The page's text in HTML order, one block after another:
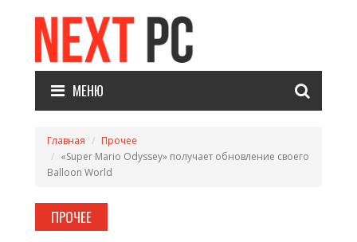
МЕНЮ
Главная
Прочее
«Super Mario Odyssey» получает обновление своего
Balloon World
ПРОЧЕЕ